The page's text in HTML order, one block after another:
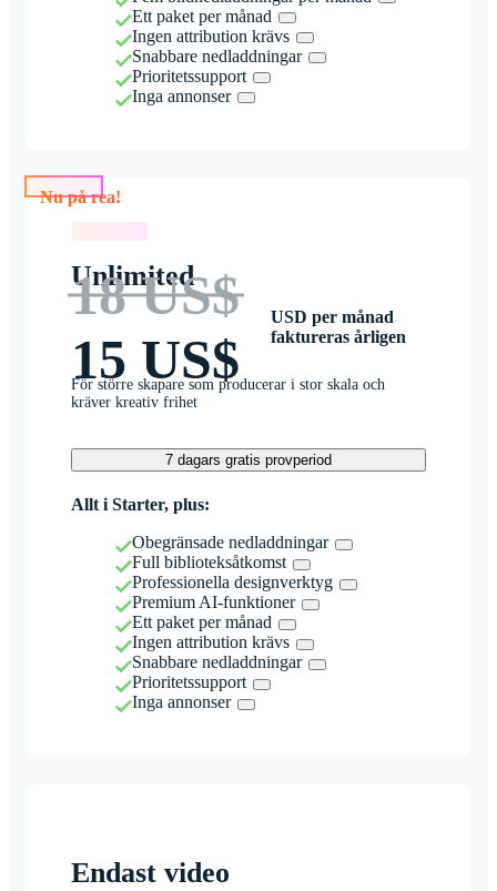
Ett paket per månad
Ingen attribution krävs
Snabbare nedladdningar
Prioritetssupport
Inga annonser
Nu på rea!
Unlimited
18 US$
15 US$
USD per månad
faktureras årligen
För större skapare som producerar i stor skala och
kräver kreativ frihet
7 dagars gratis provperiod
Allt i Starter, plus:
Obegränsade nedladdningar
Full biblioteksåtkomst
Professionella designverktyg
Premium AI-funktioner
Ett paket per månad
Ingen attribution krävs
Snabbare nedladdningar
Prioritetssupport
Inga annonser
Endast video